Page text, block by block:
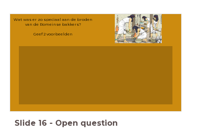
Wat was er zo speciaal aan de broden
van de Romeinse bakkers?
Geef 2 voorbeelden
Slide 16 - Open question